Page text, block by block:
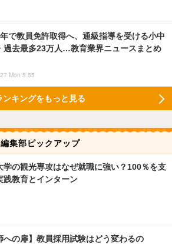
で教員免許取得へ、通級指導を受ける小中
過去最多23万人…教育業界ニュースまとめ
Mon 5:55
ンキングをもっと見る
編集部ピックアップ
学の観光専攻はなぜ就職に強い？100％を支
践教育とインターン
への扉】教員採用試験はどう変わるの